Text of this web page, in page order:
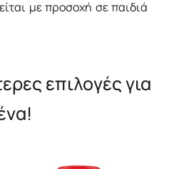
με προσοχή σε παιδιά
επιλογές για